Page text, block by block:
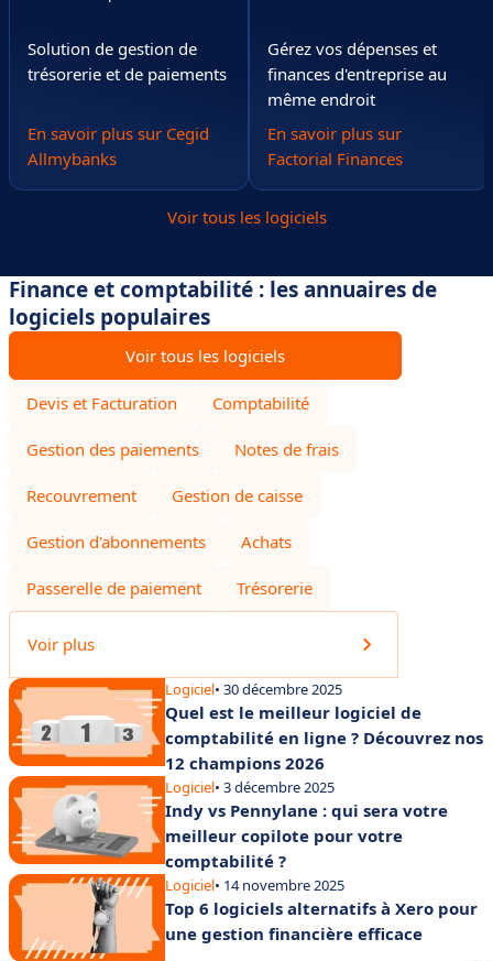
Solution de gestion de
trésorerie et de paiements
En savoir plus sur Cegid
Allmybanks
Gérez vos dépenses et
finances d'entreprise au
même endroit
En savoir plus sur
Factorial Finances
Voir tous les logiciels
Finance et comptabilité : les annuaires de
logiciels populaires
Voir tous les logiciels
Devis et Facturation Comptabilité
Gestion des paiements Notes de frais
Recouvrement Gestion de caisse
Gestion d'abonnements Achats
Passerelle de paiement Trésorerie
Voir plus
Logiciel• 30 décembre 2025
Quel est le meilleur logiciel de
comptabilité en ligne ? Découvrez nos
12 champions 2026
Logiciel• 3 décembre 2025
Indy vs Pennylane : qui sera votre
meilleur copilote pour votre
comptabilité ?
Logiciel• 14 novembre 2025
Top 6 logiciels alternatifs à Xero pour
une gestion financière efficace